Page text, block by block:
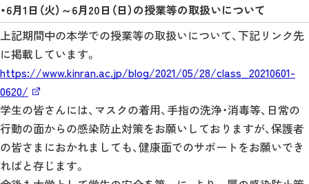
・6月1日（火）～6月20日（日）の授業等の取扱いについて
上記期間中の本学での授業等の取扱いについて、下記リンク先
に掲載しています。
https://www.kinran.ac.jp/blog/2021/05/28/class_20210601-
0620/
学生の皆さんには、マスクの着用、手指の洗浄・消毒等、日常の
行動の面からの感染防止対策をお願いしておりますが、保護者
の皆さまにおかれましても、健康面でのサポートをお願いでき
ればと存じます。